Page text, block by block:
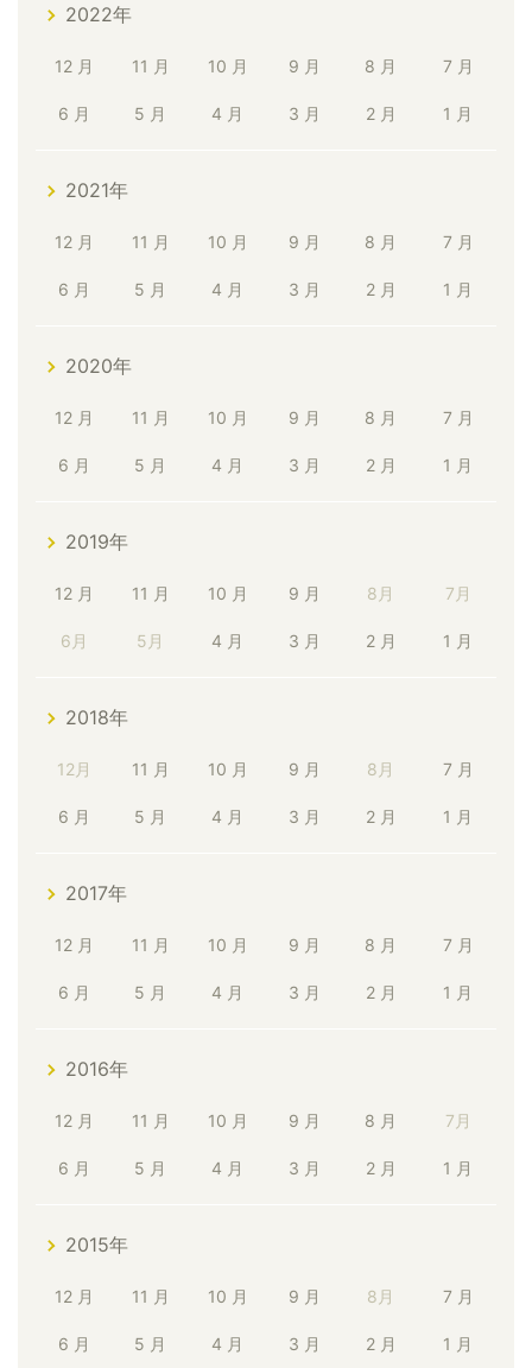
2022年
12 月 11 月 10 月 9 月 8 月 7 月
6 月 5 月 4 月 3 月 2 月 1 月
2021年
12 月 11 月 10 月 9 月 8 月 7 月
6 月 5 月 4 月 3 月 2 月 1 月
2020年
12 月 11 月 10 月 9 月 8 月 7 月
6 月 5 月 4 月 3 月 2 月 1 月
2019年
12 月 11 月 10 月 9 月 8月 7月
6月 5月 4 月 3 月 2 月 1 月
2018年
12月 11 月 10 月 9 月 8月 7 月
6 月 5 月 4 月 3 月 2 月 1 月
2017年
12 月 11 月 10 月 9 月 8 月 7 月
6 月 5 月 4 月 3 月 2 月 1 月
2016年
12 月 11 月 10 月 9 月 8 月 7月
6 月 5 月 4 月 3 月 2 月 1 月
2015年
12 月 11 月 10 月 9 月 8月 7 月
6 月 5 月 4 月 3 月 2 月 1 月